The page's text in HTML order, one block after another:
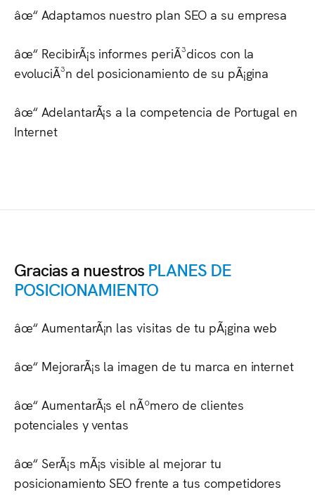
âœ“ Adaptamos nuestro plan SEO a su empresa
âœ“ RecibirÃ¡s informes periÃ³dicos con la
evoluciÃ³n del posicionamiento de su pÃ¡gina
âœ“ AdelantarÃ¡s a la competencia de Portugal en
Internet
Gracias a nuestros PLANES DE
POSICIONAMIENTO
âœ“ AumentarÃ¡n las visitas de tu pÃ¡gina web
âœ“ MejorarÃ¡s la imagen de tu marca en internet
âœ“ AumentarÃ¡s el nÃºmero de clientes
potenciales y ventas
âœ“ SerÃ¡s mÃ¡s visible al mejorar tu
posicionamiento SEO frente a tus competidores